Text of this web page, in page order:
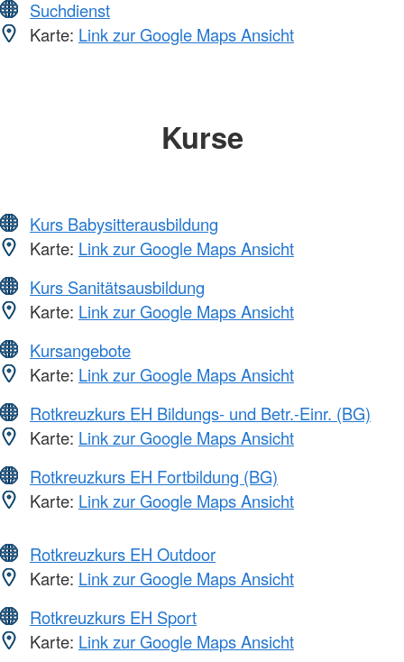
Suchdienst
Karte: Link zur Google Maps Ansicht
Kurse
Kurs Babysitterausbildung
Karte: Link zur Google Maps Ansicht
Kurs Sanitätsausbildung
Karte: Link zur Google Maps Ansicht
Kursangebote
Karte: Link zur Google Maps Ansicht
Rotkreuzkurs EH Bildungs- und Betr.-Einr. (BG)
Karte: Link zur Google Maps Ansicht
Rotkreuzkurs EH Fortbildung (BG)
Karte: Link zur Google Maps Ansicht
Rotkreuzkurs EH Outdoor
Karte: Link zur Google Maps Ansicht
Rotkreuzkurs EH Sport
Karte: Link zur Google Maps Ansicht